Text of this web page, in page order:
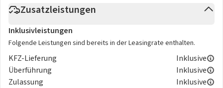
Zusatzleistungen
Inklusivleistungen
Folgende Leistungen sind bereits in der Leasingrate enthalten.
KFZ-Lieferung
Inklusive
Überführung
Inklusive
Zulassung
Inklusive